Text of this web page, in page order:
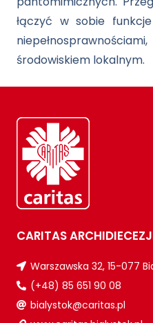
łączyć w sobie
środowiskiem lokalnym.
CARITAS
Warszawska 32, 15-077
(+48) 85 651 90 08
bialystok@caritas.pl